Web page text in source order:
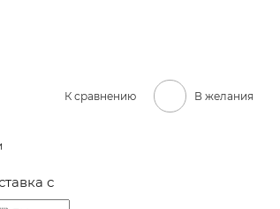
К сравнению В желания
с